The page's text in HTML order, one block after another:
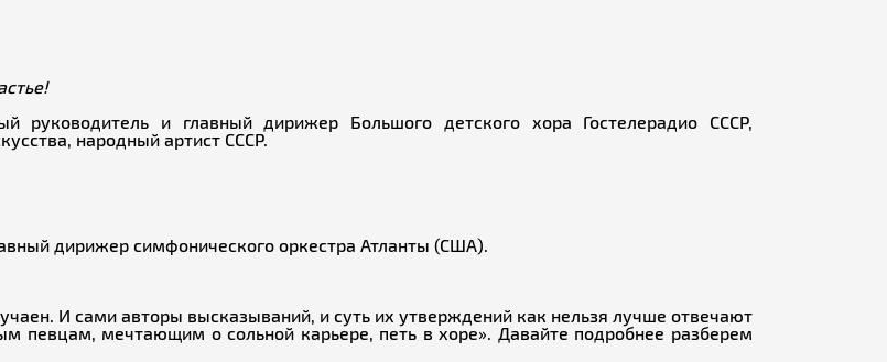
руководитель и главный дирижер Большого детского хора Гостелерадио СССР,
народный артист СССР.
дирижер симфонического оркестра Атланты (США).
И сами авторы высказываний, и суть их утверждений как нельзя лучше отвечают
певцам, мечтающим о сольной карьере, петь в хоре». Давайте подробнее разберем